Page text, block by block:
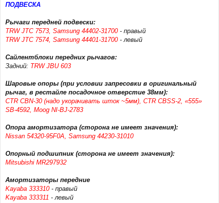
ПОДВЕСКА
Рычаги передней подвески:
TRW JTC 7573, Samsung 44402-31700- правый
TRW JTC 7574, Samsung 44401-31700- левый
Сайлентблоки передних рычагов:
Задний: TRW JBU 603
Шаровые опоры (при условии запресовки в оригинальный
рычаг, в рестайле посадочное отверстие 38мм):
CTR CBN-30 (надо укорачивать шток ~5мм), CTR CBSS-2, «555»
SB-4592, Moog NI-BJ-2783
Опора амортизатора (сторона не имеет значения):
Nissan 54320-95F0A, Samsung 44230-31010
Опорный подшипник (сторона не имеет значения):
Mitsubishi MR297932
Амортизаторы передние
Kayaba 333310- правый
Kayaba 333311 - левый